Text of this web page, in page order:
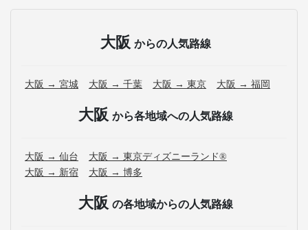
ントタイプでのご用意となります。
仕様が変更となる場合がございます。あらかじめご了承く
大阪 からの人気路線
大阪 → 宮城 大阪 → 千葉 大阪 → 東京 大阪 → 福岡
大阪 から各地域への人気路線
大阪 → 仙台
大阪 → 東京ディズニーランド®
大阪 → 新宿
大阪 → 博多
大阪 の各地域からの人気路線